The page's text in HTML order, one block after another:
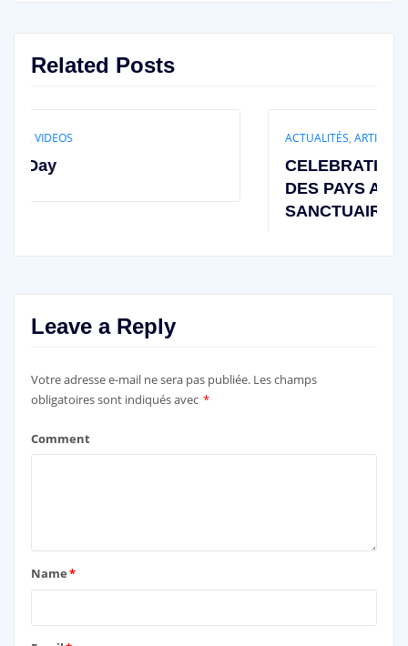
Related Posts
CELEBRATION DES
DES PAYS AFRICAINS AU
SANCTUAIRE MARIAL D’ABIDJAN
Leave a Reply
Votre adresse e-mail ne sera pas publiée.
Comment
Name*